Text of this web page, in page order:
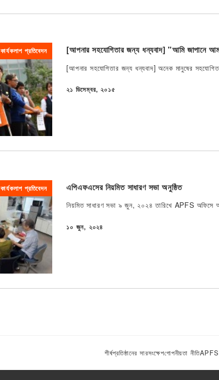
কার্যকলাপ প্রতিবেদন [আপনার সহযোগিতার জন্য ধন্যবাদ] "আমি জাপানে
[আপনার সহযোগিতার জন্য ধন্যবাদ] অনেক মানুষের
প্রকাশিত
২১ ডিসেম্বর, ২০১৫
কার্যকলাপ প্রতিবেদন এপিএফএসের নিয়মিত সাধারণ সভা অনুষ্ঠিত
নিয়মিত সাধারণ সভা ৯ জুন, ২০২৪ তারিখে APFS অফিসে
প্রকাশিত
১০ জুন, ২০২৪
শীর্ষপ্রতিষ্ঠানের সারসংক্ষেপগোপনীয়তা নীতিAPFS